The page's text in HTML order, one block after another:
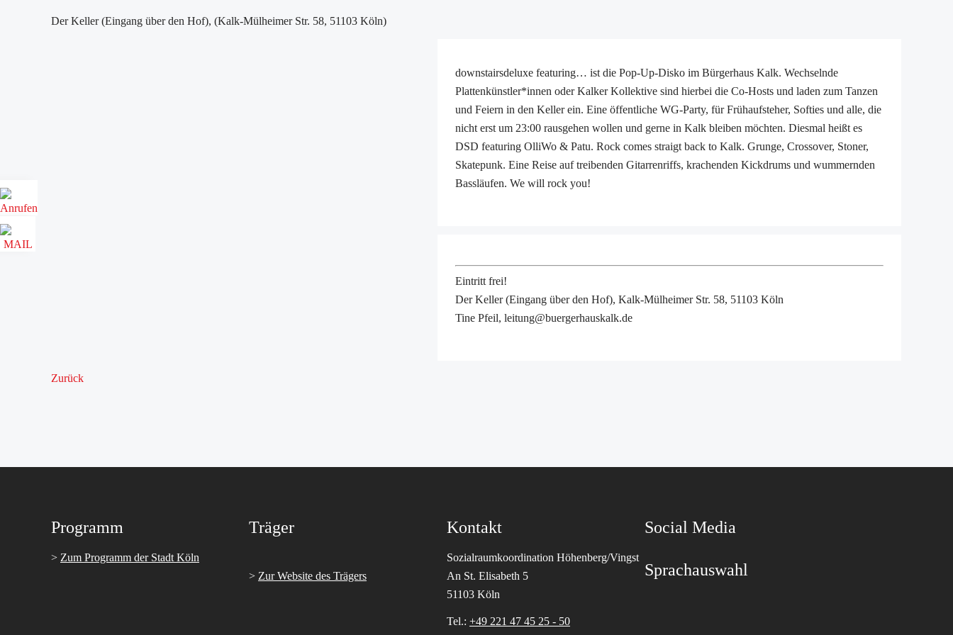
Der Keller (Eingang über den Hof), (Kalk-Mülheimer Str. 58, 51103 Köln)
downstairsdeluxe featuring… ist die Pop-Up-Disko im Bürgerhaus Kalk. Wechselnde
Plattenkünstler*innen oder Kalker Kollektive sind hierbei die Co-Hosts und laden zum Tanzen
und Feiern in den Keller ein. Eine öffentliche WG-Party, für Frühaufsteher, Softies und alle, die
nicht erst um 23:00 rausgehen wollen und gerne in Kalk bleiben möchten. Diesmal heißt es
DSD featuring OlliWo & Patu. Rock comes straigt back to Kalk. Grunge, Crossover, Stoner,
Skatepunk. Eine Reise auf treibenden Gitarrenriffs, krachenden Kickdrums und wummernden
Bassläufen. We will rock you!
Eintritt frei!
Der Keller (Eingang über den Hof), Kalk-Mülheimer Str. 58, 51103 Köln
Tine Pfeil, leitung@buergerhauskalk.de
Zurück
Programm
> Zum Programm der Stadt Köln
Träger
> Zur Website des Trägers
Kontakt
Sozialraumkoordination Höhenberg/Vingst
An St. Elisabeth 5
51103 Köln
Tel.: +49 221 47 45 25 - 50
Social Media
Sprachauswahl